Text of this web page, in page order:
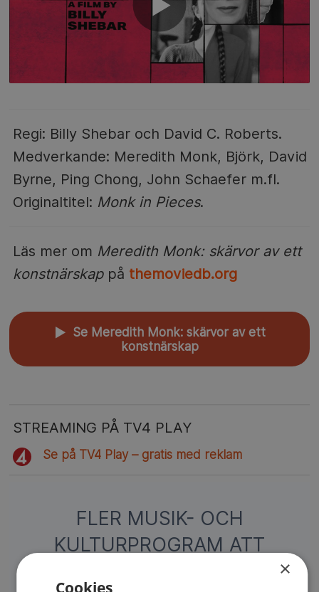
Regi: Billy Shebar och David C. Roberts.
Medverkande: Meredith Monk, Björk, David
Byrne, Ping Chong, John Schaefer m.fl.
Originaltitel: Monk in Pieces.
Läs mer om Meredith Monk: skärvor av ett
konstnärskappå themoviedb.org
▲
Se Meredith Monk: skärvor av ett
konstnärskap
STREAMING PÅ TV4 PLAY
Se på TV4 Play – gratis med reklam
FLER MUSIK- OCH
KULTURPROGRAM ATT
×
Cookies